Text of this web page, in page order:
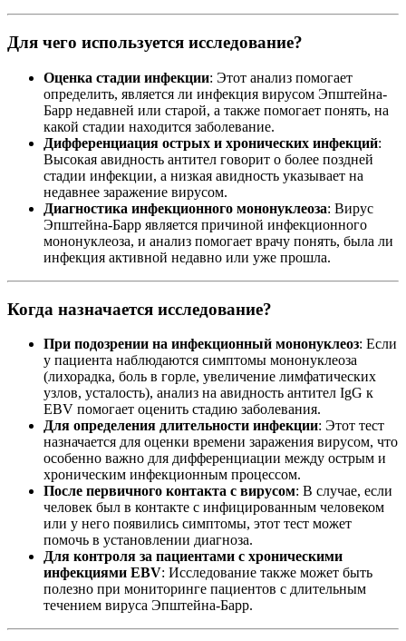
Для чего используется исследование?
Оценка стадии инфекции: Этот анализ помогает
определить, является ли инфекция вирусом Эпштейна-
Барр недавней или старой, а также помогает понять, на
какой стадии находится заболевание.
Дифференциация острых и хронических инфекций:
Высокая авидность антител говорит о более поздней
стадии инфекции, а низкая авидность указывает на
недавнее заражение вирусом.
Диагностика инфекционного мононуклеоза: Вирус
Эпштейна-Барр является причиной инфекционного
мононуклеоза, и анализ помогает врачу понять, была ли
инфекция активной недавно или уже прошла.
Когда назначается исследование?
При подозрении на инфекционный мононуклеоз: Если
у пациента наблюдаются симптомы мононуклеоза
(лихорадка, боль в горле, увеличение лимфатических
узлов, усталость), анализ на авидность антител IgG к
EBV помогает оценить стадию заболевания.
Для определения длительности инфекции: Этот тест
назначается для оценки времени заражения вирусом, что
особенно важно для дифференциации между острым и
хроническим инфекционным процессом.
После первичного контакта с вирусом: В случае, если
человек был в контакте с инфицированным человеком
или у него появились симптомы, этот тест может
помочь в установлении диагноза.
Для контроля за пациентами с хроническими
инфекциями EBV: Исследование также может быть
полезно при мониторинге пациентов с длительным
течением вируса Эпштейна-Барр.